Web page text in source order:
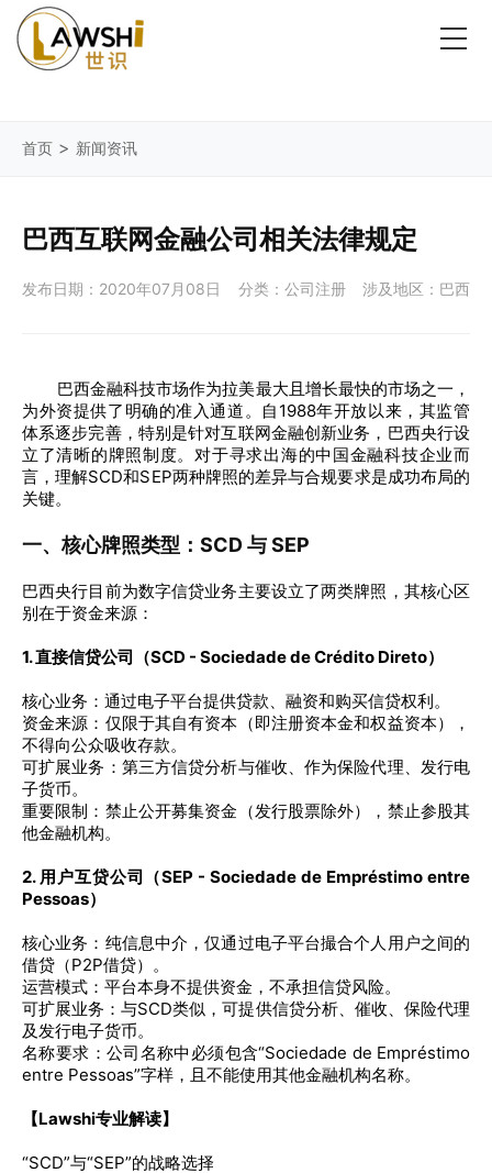
首页 > 新闻资讯
巴西互联网金融公司相关法律规定
发布日期：2020年07月08日 分类：公司注册 涉及地区：巴西
巴西金融科技市场作为拉美最大且增长最快的市场之一，
为外资提供了明确的准入通道。自1988年开放以来，其监管
体系逐步完善，特别是针对互联网金融创新业务，巴西央行设
立了清晰的牌照制度。对于寻求出海的中国金融科技企业而
言，理解SCD和SEP两种牌照的差异与合规要求是成功布局的
关键。
一、核心牌照类型：SCD 与 SEP
巴西央行目前为数字信贷业务主要设立了两类牌照，其核心区
别在于资金来源：
1. 直接信贷公司（SCD - Sociedade de Crédito Direto）
核心业务：通过电子平台提供贷款、融资和购买信贷权利。
资金来源：仅限于其自有资本（即注册资本金和权益资本），
不得向公众吸收存款。
可扩展业务：第三方信贷分析与催收、作为保险代理、发行电
子货币。
重要限制：禁止公开募集资金（发行股票除外），禁止参股其
他金融机构。
2. 用户互贷公司（SEP - Sociedade de Empréstimo entre
Pessoas）
核心业务：纯信息中介，仅通过电子平台撮合个人用户之间的
借贷（P2P借贷）。
运营模式：平台本身不提供资金，不承担信贷风险。
可扩展业务：与SCD类似，可提供信贷分析、催收、保险代理
及发行电子货币。
名称要求：公司名称中必须包含“Sociedade de Empréstimo
entre Pessoas”字样，且不能使用其他金融机构名称。
【Lawshi专业解读】
“SCD”与“SEP”的战略选择